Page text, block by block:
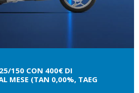
150 CON 400€ DI
MESE (TAN 0,00%, TAEG